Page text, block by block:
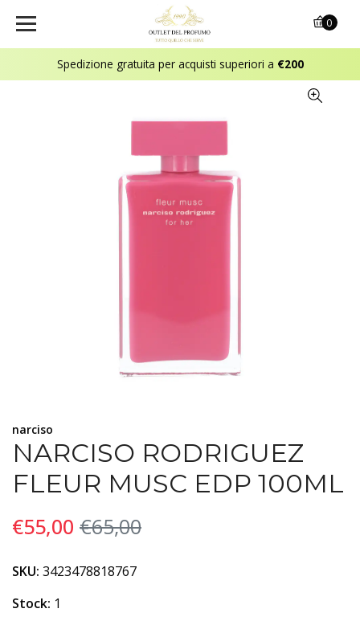
Spedizione gratuita per acquisti superiori a €200
0
narciso
NARCISO RODRIGUEZ
FLEUR MUSC EDP 100ML
€55,00 €65,00
SKU: 3423478818767
Stock: 1